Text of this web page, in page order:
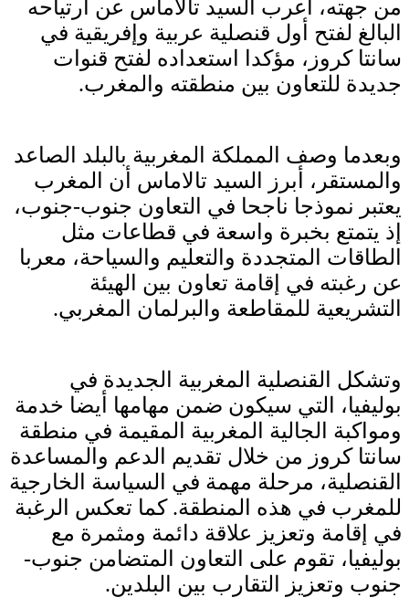
من جهته، أعرب السيد تالاماس عن ارتياحه
البالغ لفتح أول قنصلية عربية وإفريقية في
سانتا كروز، مؤكدا استعداده لفتح قنوات
جديدة للتعاون بين منطقته والمغرب.
وبعدما وصف المملكة المغربية بالبلد الصاعد
والمستقر، أبرز السيد تالاماس أن المغرب
يعتبر نموذجا ناجحا في التعاون جنوب-جنوب،
إذ يتمتع بخبرة واسعة في قطاعات مثل
الطاقات المتجددة والتعليم والسياحة، معربا
عن رغبته في إقامة تعاون بين الهيئة
التشريعية للمقاطعة والبرلمان المغربي.
وتشكل القنصلية المغربية الجديدة في
بوليفيا، التي سيكون ضمن مهامها أيضا خدمة
ومواكبة الجالية المغربية المقيمة في منطقة
سانتا كروز من خلال تقديم الدعم والمساعدة
القنصلية، مرحلة مهمة في السياسة الخارجية
للمغرب في هذه المنطقة. كما تعكس الرغبة
في إقامة وتعزيز علاقة دائمة ومثمرة مع
بوليفيا، تقوم على التعاون المتضامن جنوب-
جنوب وتعزيز التقارب بين البلدين.